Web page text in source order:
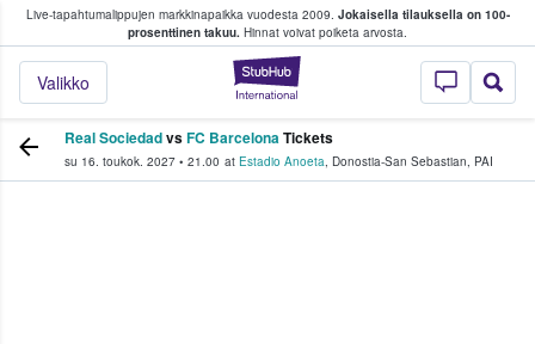
Live-tapahtumalippujen markkinapaikka vuodesta 2009. Jokaisella tilauksella on 100-
prosenttinen takuu. Hinnat voivat poiketa arvosta.
StubHub -
Valikko
fanit ostavat ja myyvät lippuja
Real SociedadvsFC BarcelonaTickets
su 16. toukok. 2027 • 21.00 at Estadio Anoeta, Donostia-San Sebastian, PAI